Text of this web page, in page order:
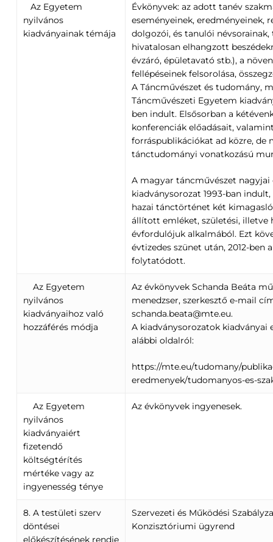
Az Egyetem
nyilvános
kiadványainak témája
Évkönyvek: az adott tanév
eseményeinek, eredményeinek,
dolgozói, és tanulói névsorainak,
hivatalosan elhangzott
évzáró, épületavató stb.), a
fellépéseinek felsorolása,
A Táncművészet és tudomány,
Táncművészeti Egyetem
ben indult. Elsősorban a
konferenciák előadásait,
forráspublikációkat ad közre, de
tánctudományi vonatkozású
A magyar táncművészet
kiadványsorozat 1993-ban
hazai tánctörténet két
állított emléket, születési, illetve
évfordulójuk alkalmából. Ezt
évtizedes szünet után, 2012-ben
folytatódott.
Az Egyetem
nyilvános
kiadványaihoz való
hozzáférés módja
Az évkönyvek Schanda Beáta
menedzser, szerkesztő e-mail
schanda.beata@mte.eu.
A kiadványsorozatok kiadványai
alábbi oldalról:
https://mte.eu/tudomany/
eredmenyek/tudomanyos-es-
Az Egyetem
nyilvános
kiadványaiért
fizetendő
költségtérítés
mértéke vagy az
ingyenesség ténye
Az évkönyvek ingyenesek.
8. A testületi szerv
döntései
előkészítésének rendje
Szervezeti és Működési
Konzisztóriumi ügyrend